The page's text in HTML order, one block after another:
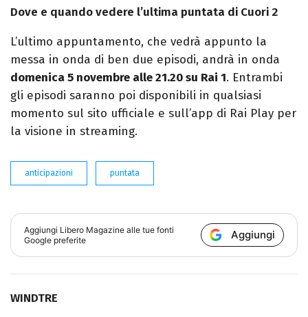
Dove e quando vedere l’ultima puntata di Cuori 2
L’ultimo appuntamento, che vedrà appunto la
messa in onda di ben due episodi, andrà in onda
domenica 5 novembre alle 21.20 su Rai 1. Entrambi
gli episodi saranno poi disponibili in qualsiasi
momento sul sito ufficiale e sull’app di Rai Play per
la visione in streaming.
anticipazioni puntata
Aggiungi Libero Magazine alle tue fonti
Google preferite
Aggiungi
WINDTRE